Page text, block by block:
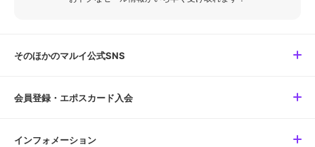
そのほかのマルイ公式SNS
会員登録・エポスカード入会
インフォメーション